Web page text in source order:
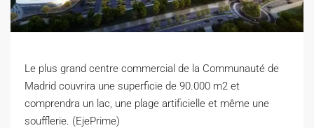
Le plus grand centre commercial de la Communauté de
Madrid couvrira une superficie de 90.000 m2 et
comprendra un lac, une plage artificielle et même une
soufflerie. (EjePrime)